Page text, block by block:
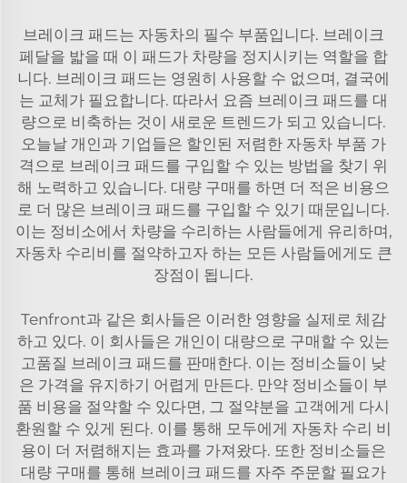
브레이크 패드는 자동차의 필수 부품입니다. 브레이크
페달을 밟을 때 이 패드가 차량을 정지시키는 역할을 합
니다. 브레이크 패드는 영원히 사용할 수 없으며, 결국에
는 교체가 필요합니다. 따라서 요즘 브레이크 패드를 대
량으로 비축하는 것이 새로운 트렌드가 되고 있습니다.
오늘날 개인과 기업들은 할인된 저렴한 자동차 부품 가
격으로 브레이크 패드를 구입할 수 있는 방법을 찾기 위
해 노력하고 있습니다. 대량 구매를 하면 더 적은 비용으
로 더 많은 브레이크 패드를 구입할 수 있기 때문입니다.
이는 정비소에서 차량을 수리하는 사람들에게 유리하며,
자동차 수리비를 절약하고자 하는 모든 사람들에게도 큰
장점이 됩니다.
Tenfront과 같은 회사들은 이러한 영향을 실제로 체감
하고 있다. 이 회사들은 개인이 대량으로 구매할 수 있는
고품질 브레이크 패드를 판매한다. 이는 정비소들이 낮
은 가격을 유지하기 어렵게 만든다. 만약 정비소들이 부
품 비용을 절약할 수 있다면, 그 절약분을 고객에게 다시
환원할 수 있게 된다. 이를 통해 모두에게 자동차 수리 비
용이 더 저렴해지는 효과를 가져왔다. 또한 정비소들은
대량 구매를 통해 브레이크 패드를 자주 주문할 필요가